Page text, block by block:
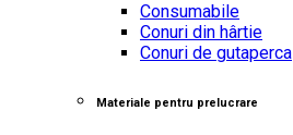
Consumabile
Conuri din hârtie
Conuri de gutaperca
Materiale pentru prelucrare